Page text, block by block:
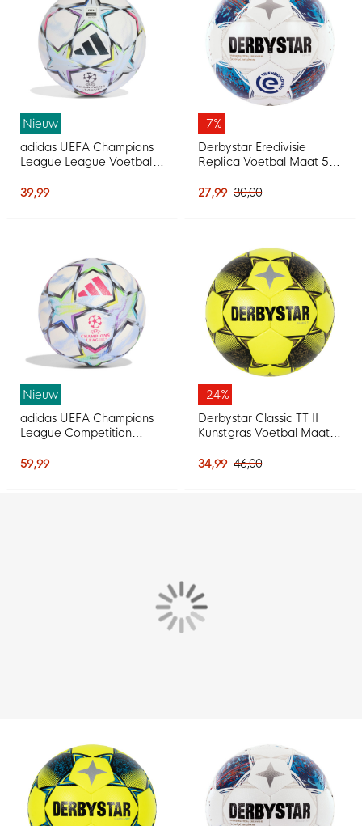
Nieuw
adidas UEFA Champions
League League Voetbal
Multicolor
39,99
-7%
Derbystar Eredivisie
Replica Voetbal Maat 5
Rood
27,99 30,00
Nieuw
adidas UEFA Champions
League Competition
2027 Wit Roze Multicolor
59,99
-24%
Derbystar Classic TT II
Kunstgras Voetbal Maat 5
34,99 46,00